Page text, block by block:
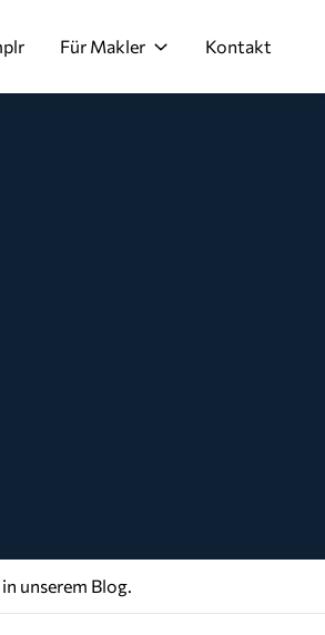
Für Makler Kontakt
unserem Blog.